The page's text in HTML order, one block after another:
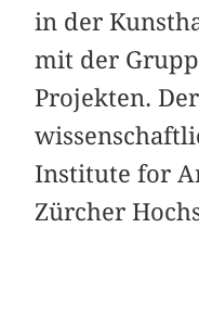
in der
mit der
Projekten.
Institute for
Zürcher